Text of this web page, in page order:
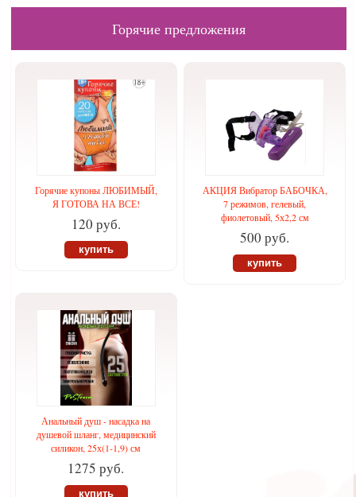
Горячие предложения
Горячие купоны ЛЮБИМЫЙ,
Я ГОТОВА НА ВСЕ!
120 руб.
купить
АКЦИЯ Вибратор БАБОЧКА,
7 режимов, гелевый,
фиолетовый, 5х2,2 см
500 руб.
купить
Анальный душ - насадка на
душевой шланг, медицинский
силикон, 25х(1-1,9) см
1275 руб.
купить